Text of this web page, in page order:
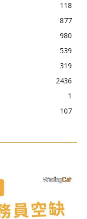
118
877
980
539
319
2436
1
107